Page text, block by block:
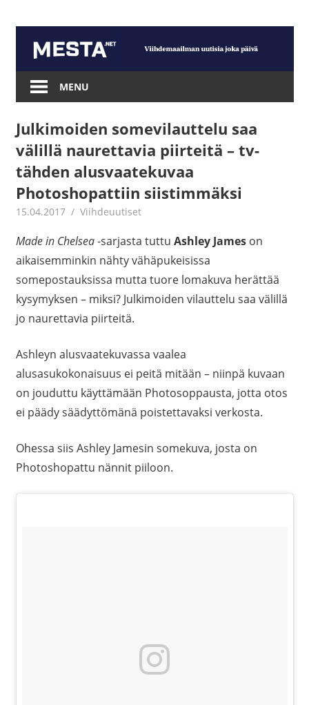
content
Mesta.net
MENU
Julkimoiden somevilauttelu saa
välillä naurettavia piirteitä – tv-
tähden alusvaatekuvaa
Photoshopattiin siistimmäksi
15.04.2017 Juha Kaunisto
Viihdeuutiset
Made in Chelsea-sarjasta tuttu Ashley James on
aikaisemminkin nähty vähäpukeisissa
somepostauksissa mutta tuore lomakuva herättää
kysymyksen – miksi? Julkimoiden vilauttelu saa välillä
jo naurettavia piirteitä.
Ashleyn alusvaatekuvassa vaalea
alusasukokonaisuus ei peitä mitään – niinpä kuvaan
on jouduttu käyttämään Photosoppausta, jotta otos
ei päädy säädyttömänä poistettavaksi verkosta.
Ohessa siis Ashley Jamesin somekuva, josta on
Photoshopattu nännit piiloon.